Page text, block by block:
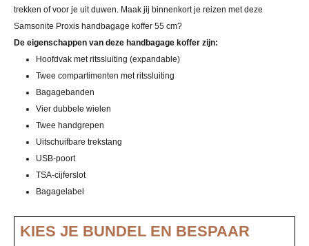
trekken of voor je uit duwen. Maak jij binnenkort je reizen met deze
Samsonite Proxis handbagage koffer 55 cm?
De eigenschappen van deze handbagage koffer zijn:
Hoofdvak met ritssluiting (expandable)
Twee compartimenten met ritssluiting
Bagagebanden
Vier dubbele wielen
Twee handgrepen
Uitschuifbare trekstang
USB-poort
TSA-cijferslot
Bagagelabel
KIES JE BUNDEL EN BESPAAR